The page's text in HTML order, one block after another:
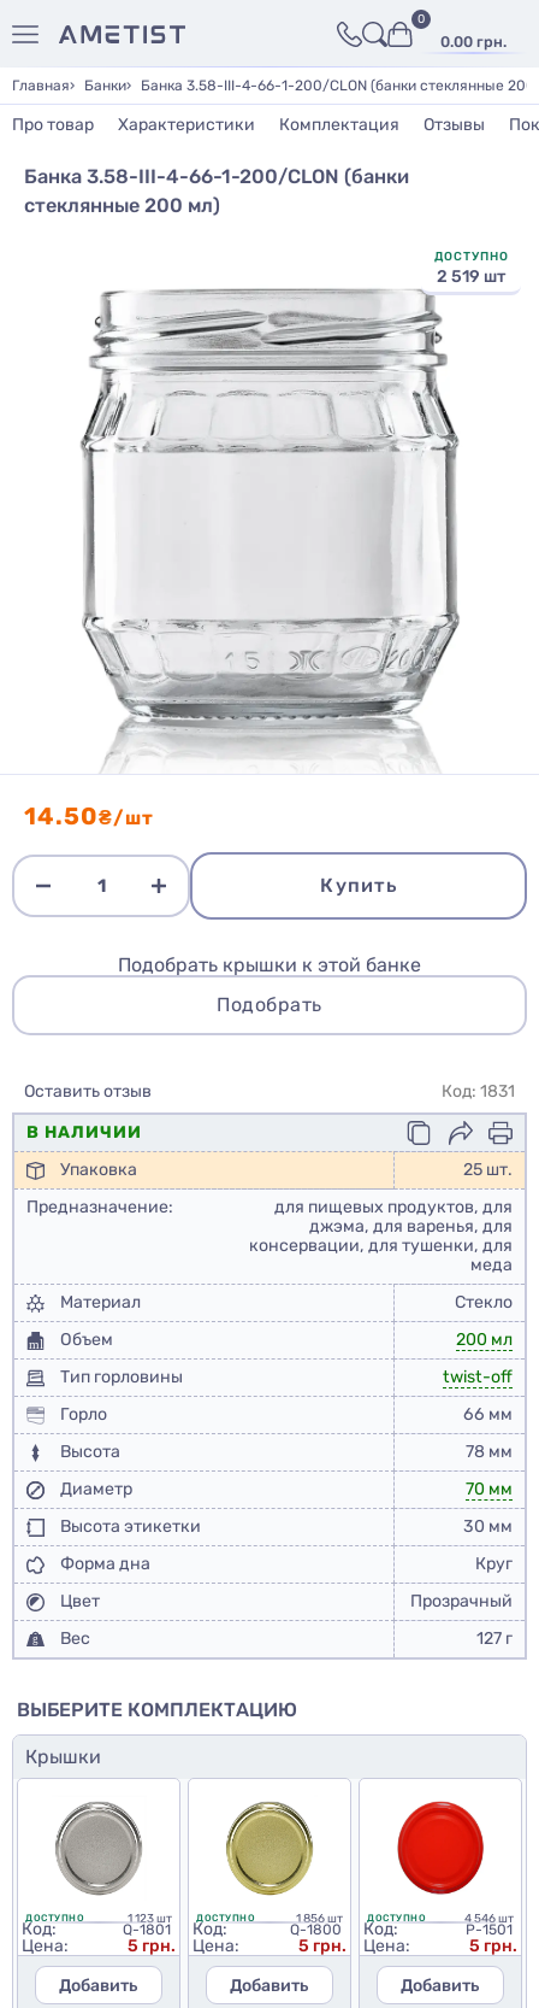
0.00 грн.
0
Главная Банки Банка 3.58-III-4-66-1-200/CLON (банки стеклянные 200
Про товар Характеристики Комплектация Отзывы
Банка 3.58-III-4-66-1-200/CLON (банки
стеклянные 200 мл)
ДОСТУПНО
2 519 шт
14.50₴/шт
Купить
Подобрать крышки к этой банке
Подобрать
Оставить отзыв
Код: 1831
В НАЛИЧИИ
Упаковка
25 шт.
Предназначение:
для пищевых продуктов, для
джэма, для варенья, для
консервации, для тушенки, для
меда
Материал
Стекло
Объем
200 мл
Тип горловины
twist-off
Горло
66 мм
Высота
78 мм
Диаметр
70 мм
Высота этикетки
30 мм
Форма дна
Круг
Цвет
Прозрачный
Вес
127 г
ВЫБЕРИТЕ КОМПЛЕКТАЦИЮ
Крышки
ДОСТУПНО 1 123 шт
Код: Q-1801
Цена:
5 грн.
Добавить
ДОСТУПНО 1 856 шт
Код: Q-1800
Цена:
5 грн.
Добавить
ДОСТУПНО 4 546 шт
Код: P-1501
Цена:
5 грн.
Добавить